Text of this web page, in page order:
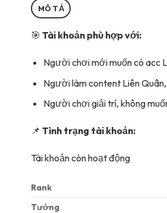
MÔ TẢ
🎯 Tài khoản phù hợp với:
Người chơi mới muốn có acc
Người làm content Liên
Người chơi giải trí, không
📌 Tình trạng tài khoản:
Tài khoản còn hoạt động
Rank
Tướng